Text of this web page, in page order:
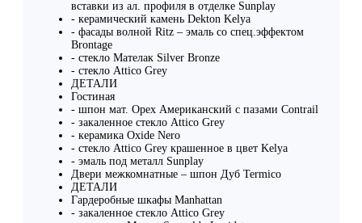
вставки из ал. профиля в отделке Sunplay
- керамический камень Dekton Kelya
- фасады волной Ritz – эмаль со спец.эффектом
Brontage
- стекло Мателак Silver Bronze
- стекло Attico Grey
ДЕТАЛИ
Гостиная
- шпон мат. Орех Американский c пазами Contrail
- закаленное стекло Attico Grey
- керамика Oxide Nero
- стекло Attico Grey крашенное в цвет Kelya
- эмаль под металл Sunplay
Двери межкомнатные – шпон Дуб Termico
ДЕТАЛИ
Гардеробные шкафы Manhattan
- закаленное стекло Attico Grey